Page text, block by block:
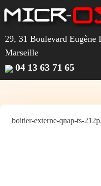
au
contenu
29, 31 Boulevard Eugène
Marseille
04 13 63 71 65
boitier-externe-qnap-ts-